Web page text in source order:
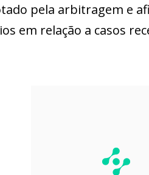
pela arbitragem e
em relação a casos